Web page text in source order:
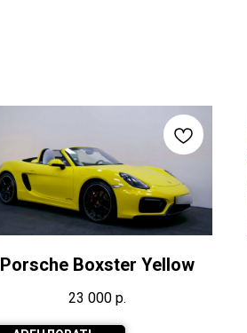
Porsche Boxster Yellow
23 000 р.